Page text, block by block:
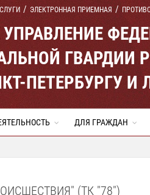
ЭЛЕКТРОННАЯ ПРИЕМНАЯ
УПРАВЛЕНИЕ
ГВАРДИИ
ПЕТЕРБУРГУ
ДЛЯ ГРАЖДАН
(ТК "78")